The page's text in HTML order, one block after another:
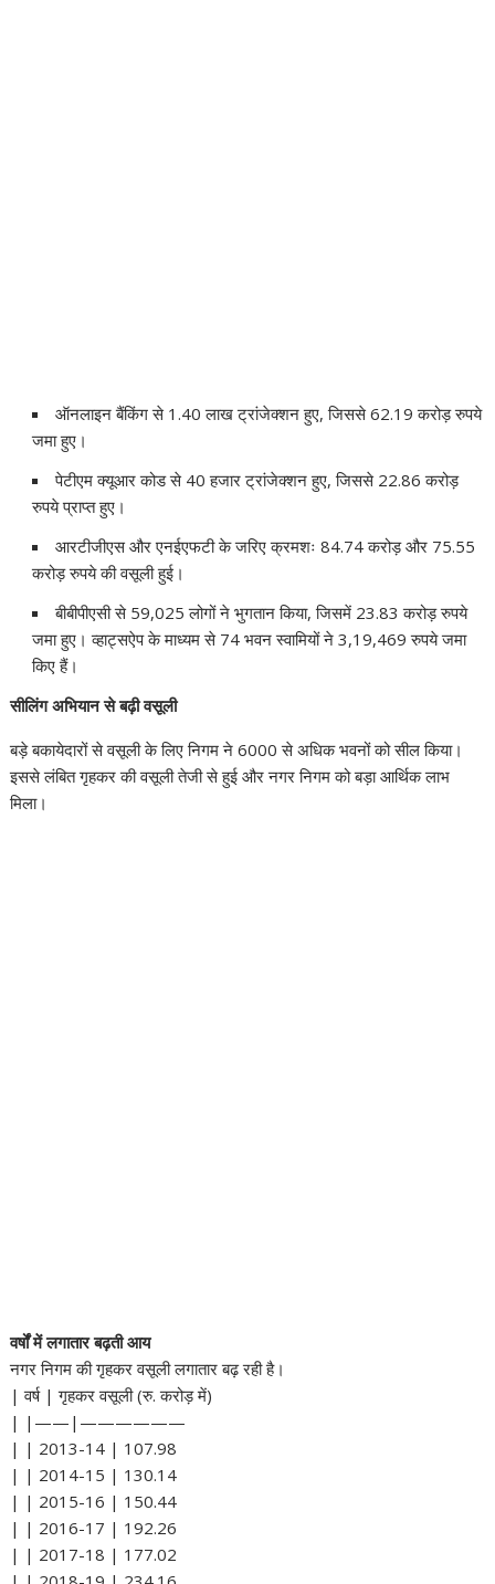
ऑनलाइन बैंकिंग से 1.40 लाख ट्रांजेक्शन हुए, जिससे 62.19 करोड़ रुपये
जमा हुए।
पेटीएम क्यूआर कोड से 40 हजार ट्रांजेक्शन हुए, जिससे 22.86 करोड़
रुपये प्राप्त हुए।
आरटीजीएस और एनईएफटी के जरिए क्रमशः 84.74 करोड़ और 75.55
करोड़ रुपये की वसूली हुई।
बीबीपीएसी से 59,025 लोगों ने भुगतान किया, जिसमें 23.83 करोड़ रुपये
जमा हुए। व्हाट्सऐप के माध्यम से 74 भवन स्वामियों ने 3,19,469 रुपये जमा
किए हैं।
सीलिंग अभियान से बढ़ी वसूली
बड़े बकायेदारों से वसूली के लिए निगम ने 6000 से अधिक भवनों को सील किया।
इससे लंबित गृहकर की वसूली तेजी से हुई और नगर निगम को बड़ा आर्थिक लाभ
मिला।
वर्षों में लगातार बढ़ती आय
नगर निगम की गृहकर वसूली लगातार बढ़ रही है।
| वर्ष | गृहकर वसूली (रु. करोड़ में)
| |——|——————
| | 2013-14 | 107.98
| | 2014-15 | 130.14
| | 2015-16 | 150.44
| | 2016-17 | 192.26
| | 2017-18 | 177.02